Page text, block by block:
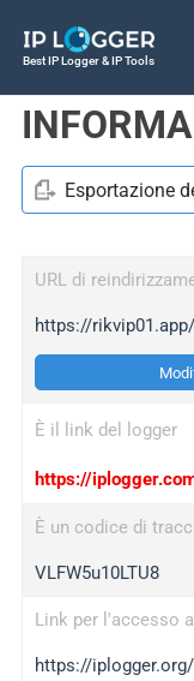
Best IP Logger & IP Tools
Esportazione
URL di
https://rikvip01.app/
È il link del logger
https://
È un codice di
VLFW5u10LTU8
Link per l'accesso
https://